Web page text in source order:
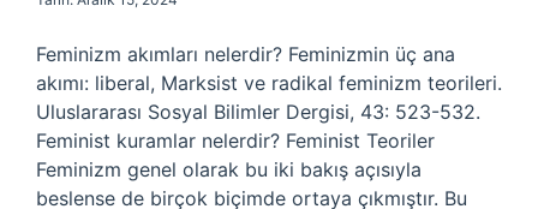
Feminizm akımları nelerdir? Feminizmin üç ana
akımı: liberal, Marksist ve radikal feminizm teorileri.
Uluslararası Sosyal Bilimler Dergisi, 43: 523-532.
Feminist kuramlar nelerdir? Feminist Teoriler
Feminizm genel olarak bu iki bakış açısıyla
beslense de birçok biçimde ortaya çıkmıştır. Bu